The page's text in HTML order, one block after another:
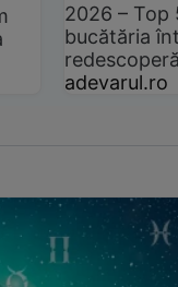
2026 –
bucătăria
adevarul.ro